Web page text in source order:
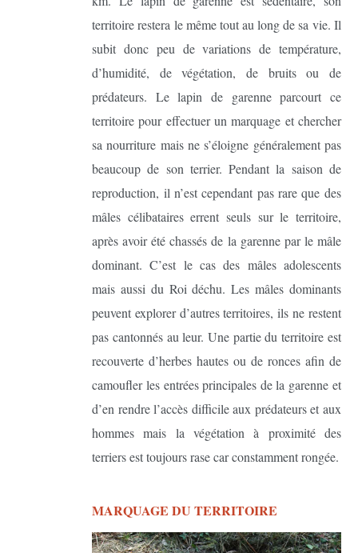
territoire restera le même tout au long de sa vie. Il
subit donc peu de variations de température,
d’humidité, de végétation, de bruits ou de
prédateurs. Le lapin de garenne parcourt ce
territoire pour effectuer un marquage et chercher
sa nourriture mais ne s’éloigne généralement pas
beaucoup de son terrier. Pendant la saison de
reproduction, il n’est cependant pas rare que des
mâles célibataires errent seuls sur le territoire,
après avoir été chassés de la garenne par le mâle
dominant. C’est le cas des mâles adolescents
mais aussi du Roi déchu. Les mâles dominants
peuvent explorer d’autres territoires, ils ne restent
pas cantonnés au leur. Une partie du territoire est
recouverte d’herbes hautes ou de ronces afin de
camoufler les entrées principales de la garenne et
d’en rendre l’accès difficile aux prédateurs et aux
hommes mais la végétation à proximité des
terriers est toujours rase car constamment rongée.
MARQUAGE DU TERRITOIRE